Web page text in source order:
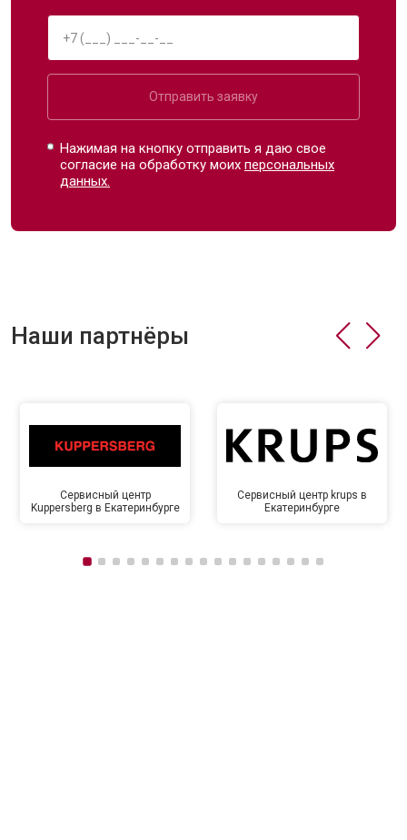
Отправить заявку
Нажимая на кнопку отправить я даю свое
согласие на обработку моихперсональных
данных.
Наши партнёры
Сервисный центр
Kuppersberg в Екатеринбурге
Сервисный центр krups в
Екатеринбурге